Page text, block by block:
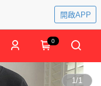
開啟APP
0
1/1